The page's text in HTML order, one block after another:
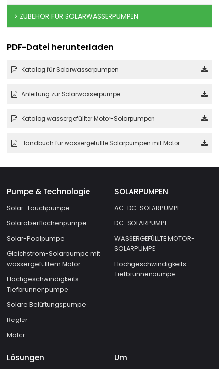
ZUBEHÖR FÜR SOLARWASSERPUMPEN
PDF-Datei herunterladen
Katalog für Solarwasserpumpen
Anleitung zur Solarwasserpumpe
Katalog wassergefüllter Motor-Solarpumpen
Handbuch für wassergefüllte Solarpumpen mit Motor
Pumpe & Technologie
Solar-Tauchpumpe
Solaroberflächenpumpe
Solar-Poolpumpe
Gleichstrom-Solarpumpe mit
wassergefülltem Motor
Hochgeschwindigkeits-
Tiefbrunnenpumpe
Solare Belüftungspumpe
Regler
Motor
SOLARPUMPEN
AC-DC-SOLARPUMPE
DC-SOLARPUMPE
WASSERGEFÜLLTE MOTOR-
SOLARPUMPE
Hochgeschwindigkeits-
Tiefbrunnenpumpe
Lösungen Um